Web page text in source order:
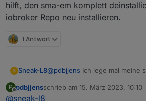
hilft, den sma-em komplett
iobroker Repo neu installieren.
1 Antwort
S Sneak-L8@pdbjjens Ich lege mal meine
die neue Version nehme:
P
Offline
pdbjjensschrieb am 15. März 2023, 10:10
zuletzt editiert von
@sneak-l8